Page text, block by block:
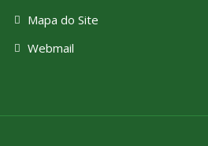
Mapa do Site
Webmail